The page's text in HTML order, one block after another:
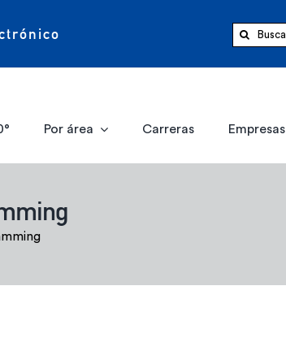
Buscar:
Por área Carreras Empresas